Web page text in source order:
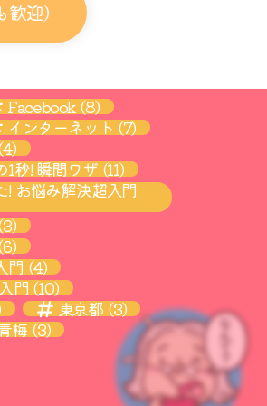
迎）
Facebook(8)
インターネット(7)
1秒! 瞬間ワザ(11)
! お悩み解決超入門
門(4)
門(10)
東京都(3)
梅(3)